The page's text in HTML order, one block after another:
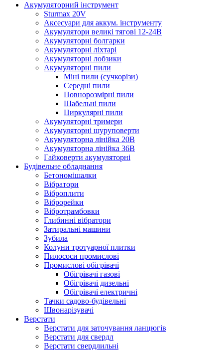
Акумуляторний інструмент
Sturmax 20V
Аксесуари для аккум. інструменту
Акумулятори великі тягові 12-24В
Акумуляторні болгарки
Акумуляторні ліхтарі
Акумуляторні лобзики
Акумуляторні пили
Міні пили (сучкорізи)
Середні пили
Повнорозмірні пили
Шабельні пили
Циркулярні пили
Акумуляторні тримери
Акумуляторні шуруповерти
Акумуляторна лінійка 20В
Акумуляторна лінійка 36В
Гайковерти акумуляторні
Будівельне обладнання
Бетономішалки
Вібратори
Віброплити
Віброрейки
Вібротрамбовки
Глибинні вібратори
Затиральні машини
Зубила
Колуни тротуарної плитки
Пилососи промислові
Промислові обігрівачі
Обігрівачі газові
Обігрівачі дизельні
Обігрівачі електричні
Тачки садово-будівельні
Швонарізувачі
Верстати
Верстати для заточування ланцюгів
Верстати для свердл
Верстати свердлильні